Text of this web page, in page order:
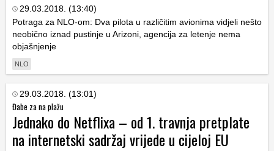
29.03.2018. (13:40)
Potraga za NLO-om: Dva pilota u različitim avionima vidjeli nešto
neobično iznad pustinje u Arizoni, agencija za letenje nema
objašnjenje
NLO
29.03.2018. (13:01)
Đabe za na plažu
Jednako do Netflixa – od 1. travnja pretplate
na internetski sadržaj vrijede u cijeloj EU